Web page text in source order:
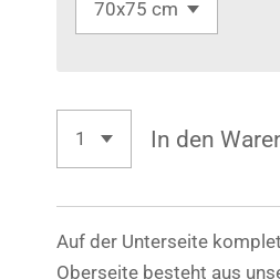
In den
Auf der Unterseite
Oberseite besteht aus